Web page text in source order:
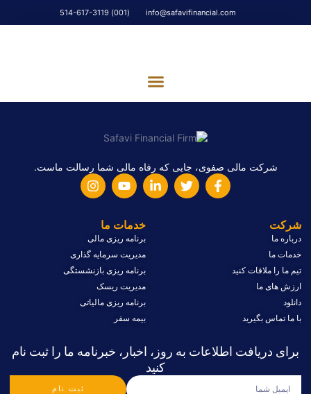
info@safavifinancial.com
(001) 514-617-3119
شرکت مالی صفوی، جایی که رفاه مالی شما رسالت ماست.
شرکت
درباره ما
خدمات ما
تیم ما را ملاقات کنید
ارزش های ما
دانلود
با ما تماس بگیرید
خدمات ما
برنامه ریزی مالی
مدیریت سرمایه گذاری
برنامه ریزی بازنشستگی
مدیریت ریسک
برنامه ریزی مالیاتی
بیمه سفر
برای دریافت اطلاعات به روز، اخبار، خبرنامه ما را ثبت نام
کنید
ثبت نام